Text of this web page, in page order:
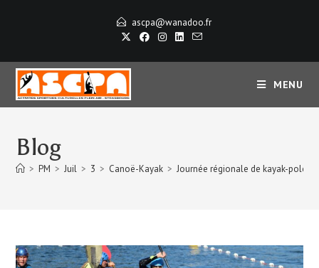
ascpa@wanadoo.fr
MENU
Blog
> PM > Juil > 3 > Canoë-Kayak > Journée régionale de kayak-polo